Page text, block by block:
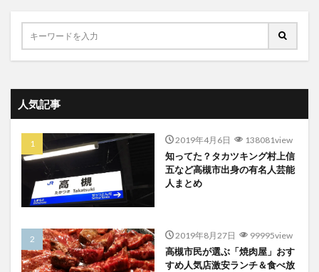
人気記事
2019年4月6日 138081view
知ってた？タカツキング村上信
五など高槻市出身の有名人芸能
人まとめ
2019年8月27日 99995view
高槻市民が選ぶ「焼肉屋」おす
すめ人気店激安ランチ＆食べ放